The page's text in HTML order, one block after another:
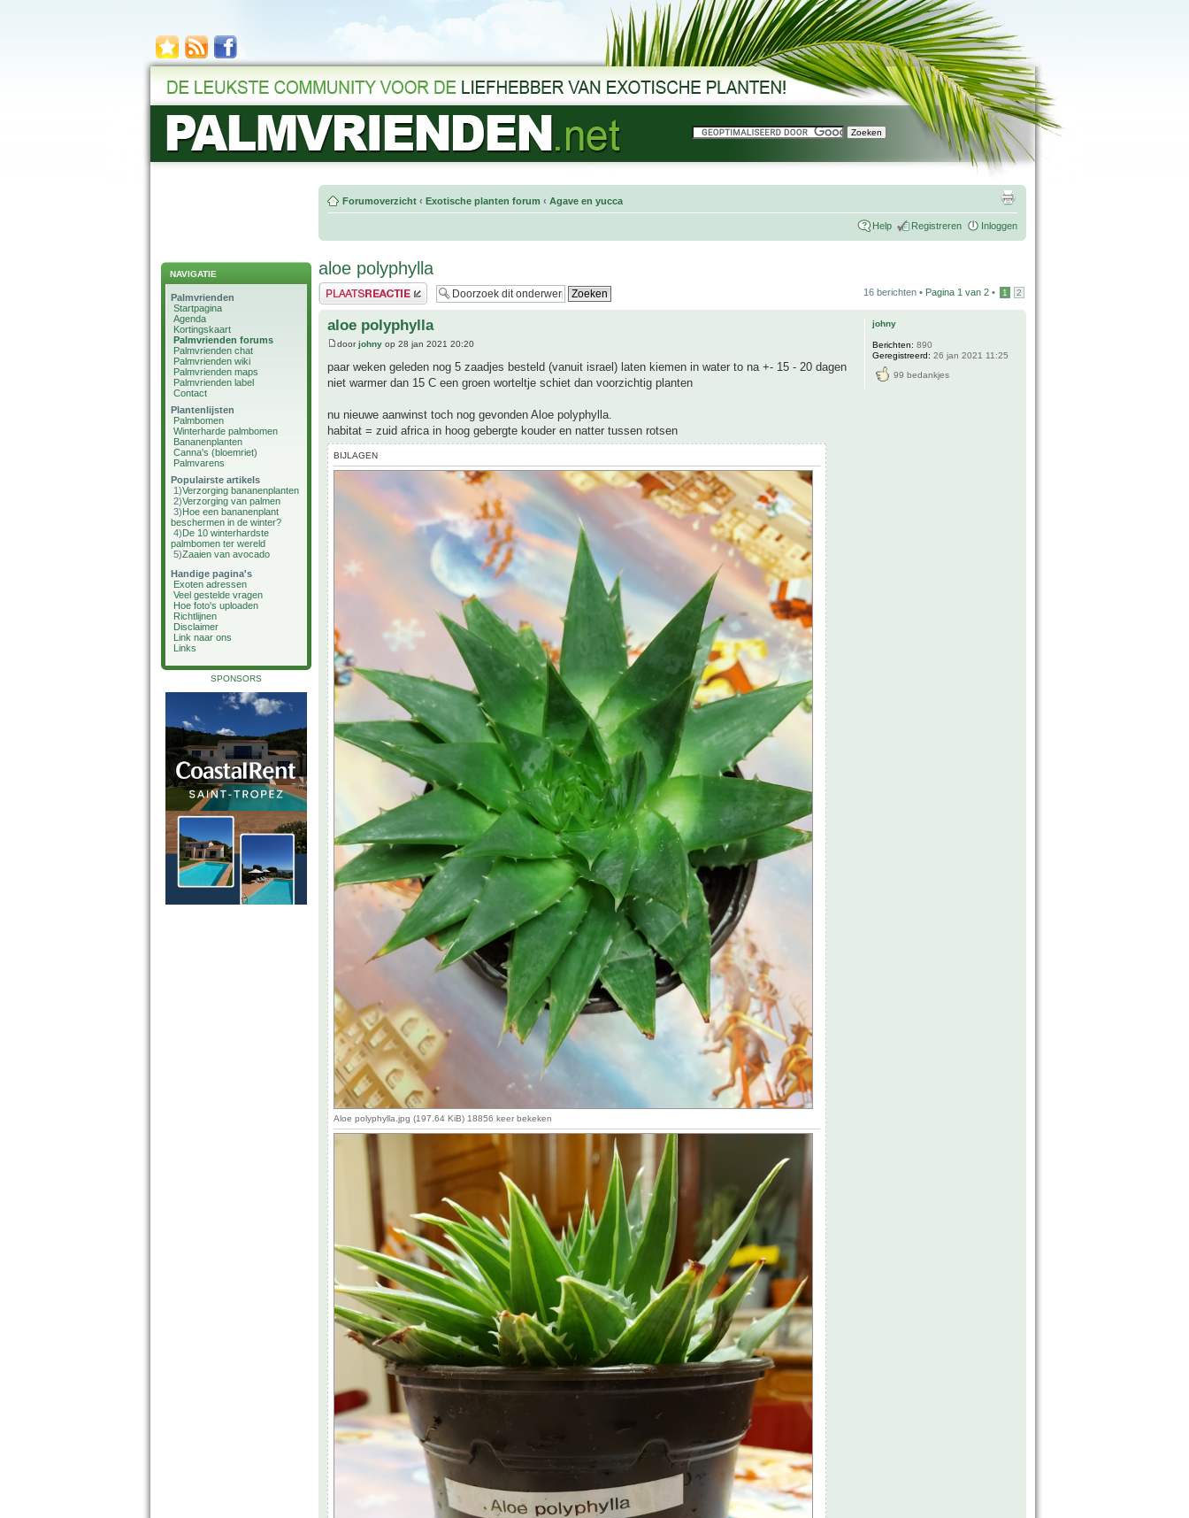
NAVIGATIE
Palmvrienden
Startpagina
Agenda
Kortingskaart
Palmvrienden forums
Palmvrienden chat
Palmvrienden wiki
Palmvrienden maps
Palmvrienden label
Contact
Plantenlijsten
Palmbomen
Winterharde palmbomen
Bananenplanten
Canna's (bloemriet)
Palmvarens
Populairste artikels
1)Verzorging bananenplanten
2)Verzorging van palmen
3)Hoe een bananenplant
beschermen in de winter?
4)De 10 winterhardste
palmbomen ter wereld
5)Zaaien van avocado
Handige pagina's
Exoten adressen
Veel gestelde vragen
Hoe foto's uploaden
Richtlijnen
Disclaimer
Link naar ons
Links
SPONSORS
Forumoverzicht ‹ Exotische planten forum ‹ Agave en yucca
Help Registreren Inloggen
aloe polyphylla
Plaats een reactie 16 berichten • Pagina 1 van 2 • 1 2
aloe polyphylla
doorjohny op 28 jan 2021 20:20
paar weken geleden nog 5 zaadjes besteld (vanuit israel) laten kiemen in water to na +- 15 - 20 dagen
niet warmer dan 15 C een groen worteltje schiet dan voorzichtig planten
nu nieuwe aanwinst toch nog gevonden Aloe polyphylla.
habitat = zuid africa in hoog gebergte kouder en natter tussen rotsen
BIJLAGEN
Aloe polyphylla.jpg (197.64 KiB) 18856 keer bekeken
johny
Berichten: 890
Geregistreerd: 26 jan 2021 11:25
99 bedankjes